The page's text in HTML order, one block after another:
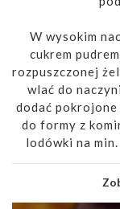
W wysokim
cukrem
rozpuszczonej
wlać do
dodać
do formy z
lodówki na